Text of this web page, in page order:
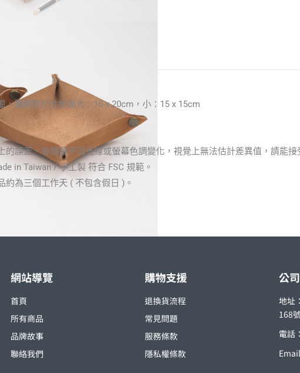
，攤開時尺寸約為大：15 x 20cm，小：15 x 15cm
的誤差，會隨著不同光線或螢幕色調變化，視覺上無法估計差異值，請能接
in Taiwan / 手工製 符合 FSC 規範。
為三個工作天 ( 不包含假日 )。
網站導覽
首頁
所有商品
品牌故事
聯絡我們
購物支援
退換貨流程
常見問題
服務條款
隱私權條款
公
地址
168
電話
Email